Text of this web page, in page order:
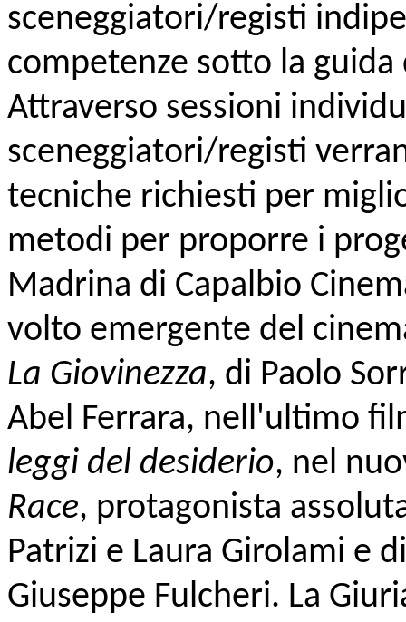
sceneggiatori/registi
competenze sotto la
Attraverso sessioni
sceneggiatori/registi
tecniche richiesti per
metodi per proporre i
Madrina di Capalbio
volto emergente del
La Giovinezza, di Paolo
Abel Ferrara, nell'ultimo
leggi del desiderio, nel
Race, protagonista
Patrizi e Laura Girolami e
Giuseppe Fulcheri. La